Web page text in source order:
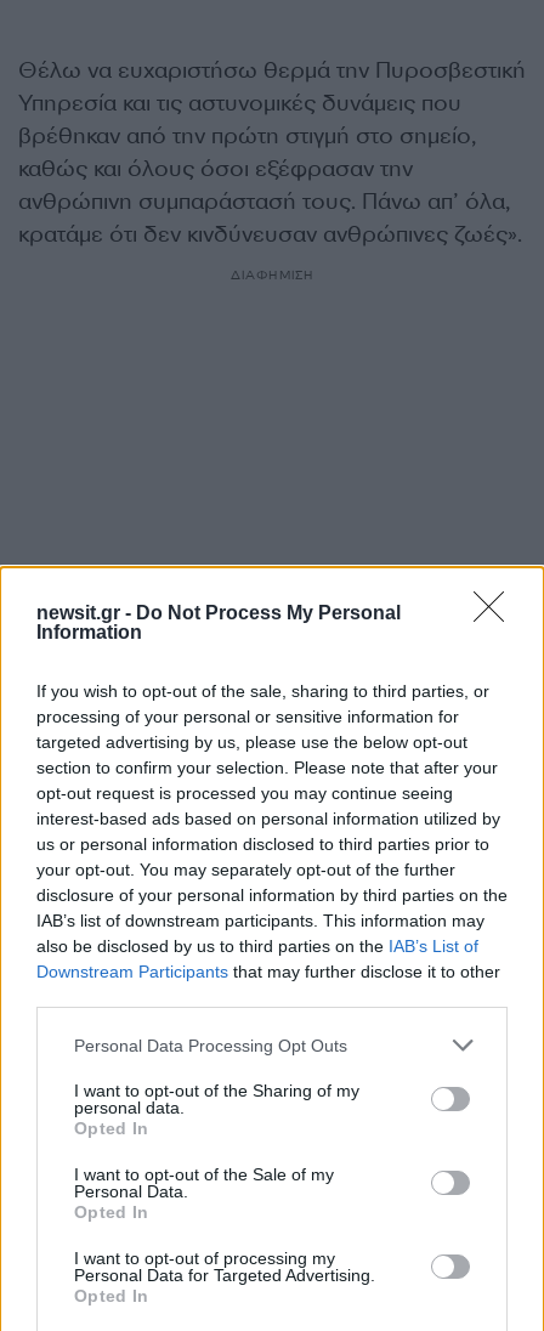
newsit.gr - Do Not Process My Personal
Information
If you wish to opt-out of the sale, sharing to third parties, or
processing of your personal or sensitive information for
targeted advertising by us, please use the below opt-out
section to confirm your selection. Please note that after your
opt-out request is processed you may continue seeing
interest-based ads based on personal information utilized by
us or personal information disclosed to third parties prior to
your opt-out. You may separately opt-out of the further
disclosure of your personal information by third parties on the
IAB’s list of downstream participants. This information may
also be disclosed by us to third parties on the IAB’s List of
Downstream Participants that may further disclose it to other
Please note that this website/app uses one or more Google
not limited to your visit or usage behaviour. You may click to
grant or deny consent to Google and its third-party tags to
use your data for below specified purposes in below Google
consent section.
Personal Data Processing Opt Outs
I want to opt-out of the Sharing of my
personal data.
Opted In
I want to opt-out of the Sale of my
Personal Data.
Opted In
I want to opt-out of processing my
Personal Data for Targeted Advertising.
Opted In
Θέλω να ευχαριστήσω θερμά την Πυροσβεστική
Υπηρεσία και τις αστυνομικές δυνάμεις που
βρέθηκαν από την πρώτη στιγμή στο σημείο,
καθώς και όλους όσοι εξέφρασαν την
ανθρώπινη συμπαράστασή τους. Πάνω απ’ όλα,
κρατάμε ότι δεν κινδύνευσαν ανθρώπινες ζωές».
ΔΙΑΦΗΜΙΣΗ
Σχόλια
Marfin: Απολογείται
σήμερα η 46χρονη που
έφτασε από τη Βρετανία –
Η μεταγωγή στην Ελλάδα
Προσωρινά
δήμαρχος, ο
ο ιδιοκτήτης του
πάρκου για τη φωτιά